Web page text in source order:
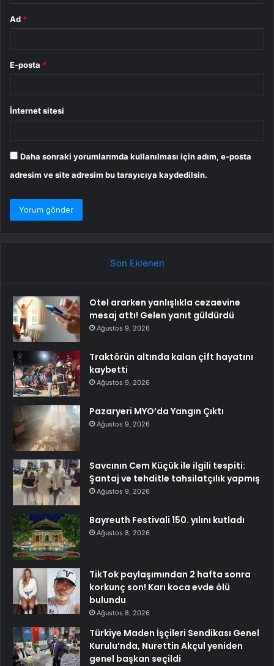
Ad *
E-posta *
İnternet sitesi
Daha sonraki yorumlarımda kullanılması için adım, e-posta
adresim ve site adresim bu tarayıcıya kaydedilsin.
Son Eklenen
Otel ararken yanlışlıkla cezaevine
mesaj attı! Gelen yanıt güldürdü
Ağustos 9, 2026
Traktörün altında kalan çift hayatını
kaybetti
Ağustos 9, 2026
Pazaryeri MYO’da Yangın Çıktı
Ağustos 9, 2026
Savcının Cem Küçük ile ilgili tespiti:
Şantaj ve tehditle tahsilatçılık yapmış
Ağustos 9, 2026
Bayreuth Festivali 150. yılını kutladı
Ağustos 8, 2026
TikTok paylaşımından 2 hafta sonra
korkunç son! Karı koca evde ölü
bulundu
Ağustos 8, 2026
Türkiye Maden İşçileri Sendikası Genel
Kurulu’nda, Nurettin Akçul yeniden
genel başkan seçildi